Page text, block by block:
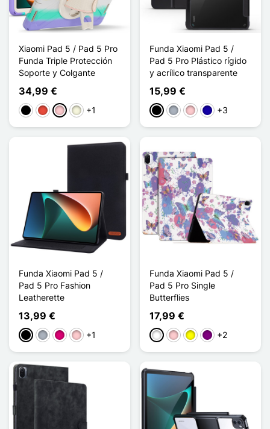
Xiaomi Pad 5 / Pad 5 Pro
Funda Triple Protección
Soporte y Colgante
34,99 €
NegroRojoRosaBeige
+1
Funda Xiaomi Pad 5 /
Pad 5 Pro Plástico rígido
y acrílico transparente
15,99 €
NegroGris RosaAzul oscuro
+3
Funda Xiaomi Pad 5 /
Pad 5 Pro Fashion
Leatherette
13,99 €
NegroGris Magenta
Rosa+1
Funda Xiaomi Pad 5 /
Pad 5 Pro Single
Butterflies
17,99 €
BlancoRosaAmarilloPúrpura
+2